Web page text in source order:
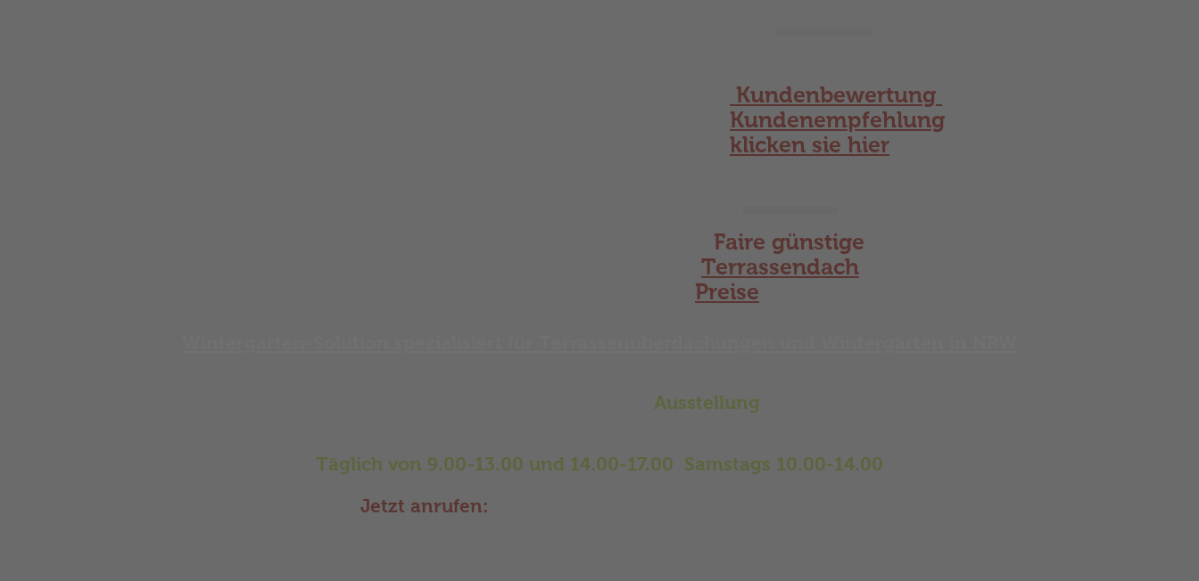
Kundenbewertung
Kundenempfehlung
klicken sie hier
Faire günstige
Terrassendach
Preise
Ausstellung
Täglich von 9.00-13.00 und 14.00-17.00 Samstags 10.00-14.00
Jetzt anrufen: